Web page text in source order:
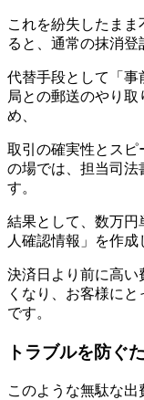
これを紛失したま
ると、通常の抹消登
代替手段として「事
局との郵送のやり
め、
取引の確実性とスピ
の場では、担当司法
す。
結果として、数万円
人確認情報」を作成
決済日より前に高い
くなり、お客様に
です。
トラブルを防ぐ
このような無駄な